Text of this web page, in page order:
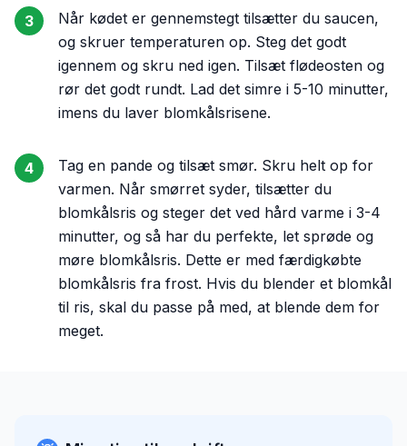
3
Når kødet er gennemstegt tilsætter du saucen,
og skruer temperaturen op. Steg det godt
igennem og skru ned igen. Tilsæt flødeosten og
rør det godt rundt. Lad det simre i 5-10 minutter,
imens du laver blomkålsrisene.
4
Tag en pande og tilsæt smør. Skru helt op for
varmen. Når smørret syder, tilsætter du
blomkålsris og steger det ved hård varme i 3-4
minutter, og så har du perfekte, let sprøde og
møre blomkålsris. Dette er med færdigkøbte
blomkålsris fra frost. Hvis du blender et blomkål
til ris, skal du passe på med, at blende dem for
meget.